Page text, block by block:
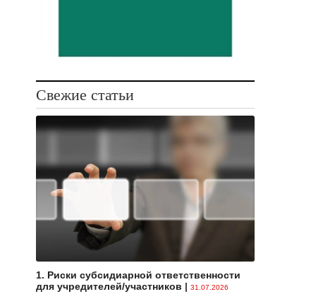
Свежие статьи
1. Риски субсидиарной ответственности
для учредителей/участников | 31.07.2026